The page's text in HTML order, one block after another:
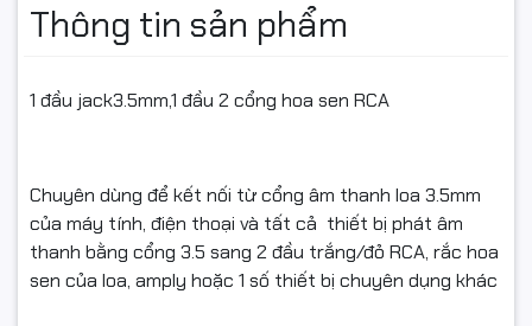
Thông tin sản phẩm
1 đầu jack3.5mm,1 đầu 2 cổng hoa sen RCA
Chuyên dùng để kết nối từ cổng âm thanh loa 3.5mm
của máy tính, điện thoại và tất cả thiết bị phát âm
thanh bằng cổng 3.5 sang 2 đầu trắng/đỏ RCA, rắc hoa
sen của loa, amply hoặc 1 số thiết bị chuyên dụng khác